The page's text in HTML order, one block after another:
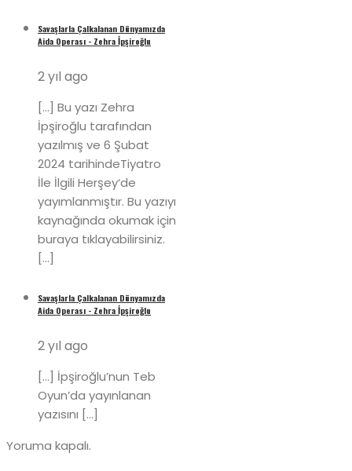
Savaşlarla Çalkalanan Dünyamızda
Aida Operası - Zehra İpşiroğlu
2 yıl ago
[…] Bu yazı Zehra
İpşiroğlu tarafından
yazılmış ve 6 Şubat
2024 tarihindeTiyatro
İle İlgili Herşey‘de
yayımlanmıştır. Bu yazıyı
kaynağında okumak için
buraya tıklayabilirsiniz.
[…]
Savaşlarla Çalkalanan Dünyamızda
Aida Operası - Zehra İpşiroğlu
2 yıl ago
[…] İpşiroğlu’nun Teb
Oyun’da yayınlanan
yazısını […]
Yoruma kapalı.